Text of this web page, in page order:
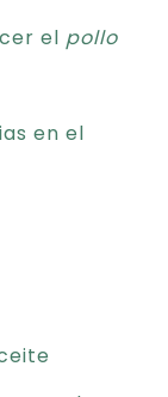
el pollo
en el